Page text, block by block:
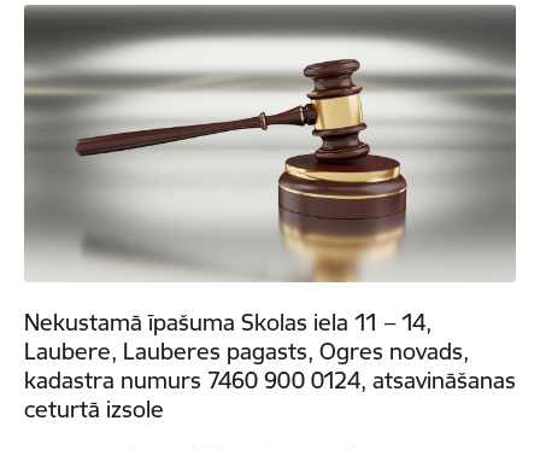
Nekustamā īpašuma Skolas iela 11 – 14,
Laubere, Lauberes pagasts, Ogres novads,
kadastra numurs 7460 900 0124, atsavināšanas
ceturtā izsole